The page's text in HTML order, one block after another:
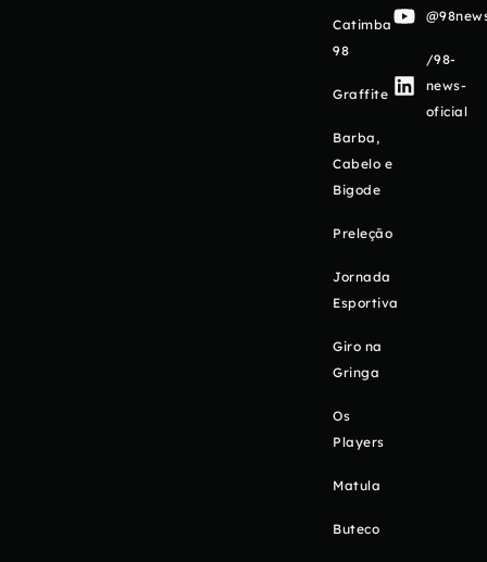
Catimba
98
Graffite
Barba,
Cabelo e
Bigode
Preleção
Jornada
Esportiva
Giro na
Gringa
Os
Players
Matula
Buteco
/98-
news-
oficial